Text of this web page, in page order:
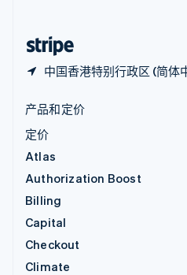
中国香港特别行政区 (简体
产品和定价
定价
Atlas
Authorization Boost
Billing
Capital
Checkout
Climate